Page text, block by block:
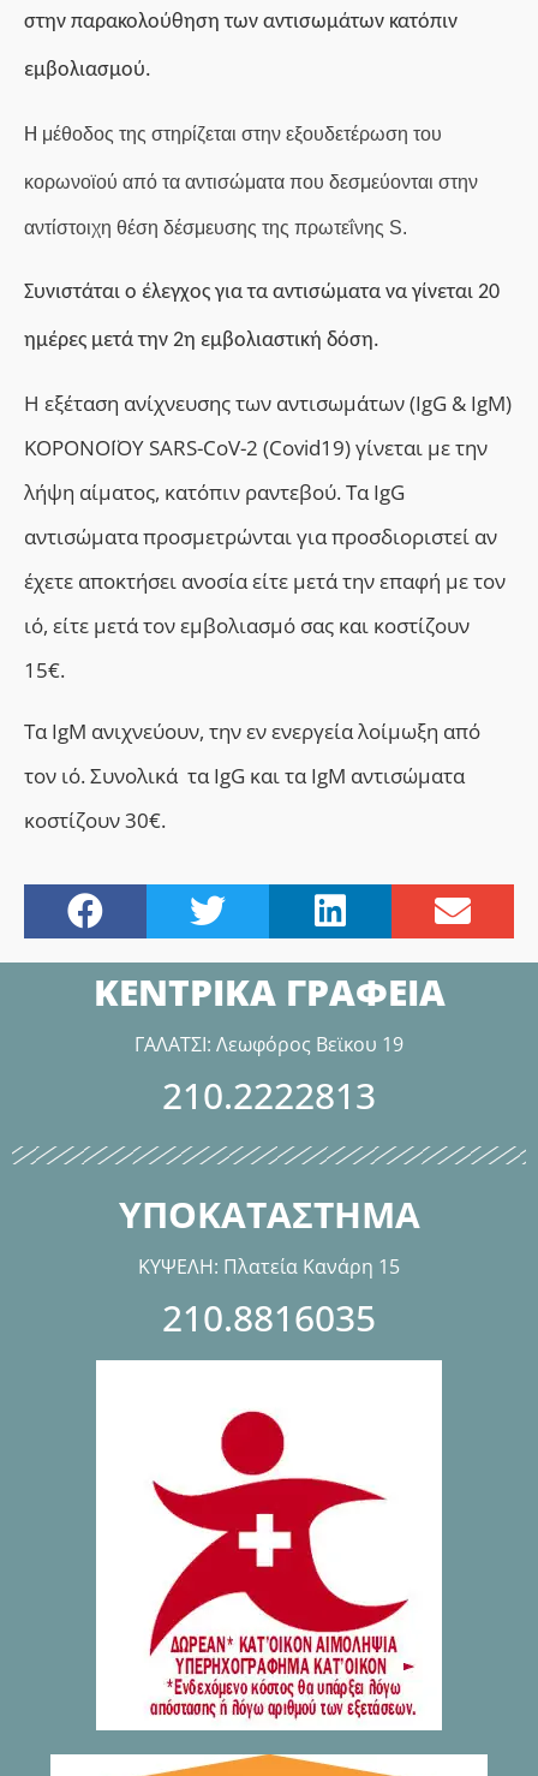
στην παρακολούθηση των αντισωμάτων κατόπιν
εμβολιασμού.
H μέθοδος της στηρίζεται στην εξουδετέρωση του
κορωνοϊού από τα αντισώματα που δεσμεύονται στην
αντίστοιχη θέση δέσμευσης της πρωτεΐνης S.
Συνιστάται ο έλεγχος για τα αντισώματα να γίνεται 20
ημέρες μετά την 2η εμβολιαστική δόση.
Η εξέταση ανίχνευσης των αντισωμάτων (IgG & IgM)
ΚΟΡΟΝΟΪΟΥ SARS-CoV-2 (Covid19) γίνεται με την
λήψη αίματος, κατόπιν ραντεβού. Τα IgG
αντισώματα προσμετρώνται για προσδιοριστεί αν
έχετε αποκτήσει ανοσία είτε μετά την επαφή με τον
ιό, είτε μετά τον εμβολιασμό σας και κοστίζουν
15€.
Τα ΙgM ανιχνεύουν, την εν ενεργεία λοίμωξη από
τον ιό. Συνολικά τα IgG και τα IgM αντισώματα
κοστίζουν 30€.
ΚΕΝΤΡΙΚΑ ΓΡΑΦΕΙΑ
ΓΑΛΑΤΣΙ: Λεωφόρος Βεϊκου 19
210.2222813
ΥΠΟΚΑΤΑΣΤΗΜΑ
ΚΥΨΕΛΗ: Πλατεία Κανάρη 15
210.8816035